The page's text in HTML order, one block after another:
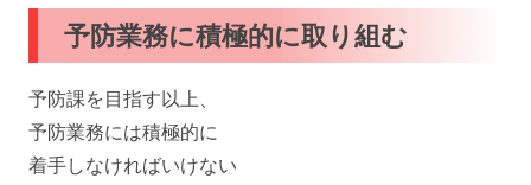
予防業務に積極的に取り組む
予防課を目指す以上、
予防業務には積極的に
着手しなければいけない